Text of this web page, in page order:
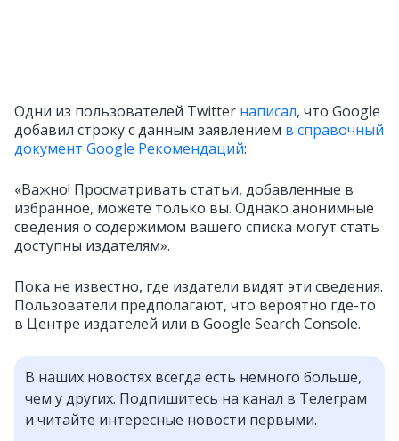
Одни из пользователей Twitter написал, что Google
добавил строку с данным заявлением в справочный
документ Google Рекомендаций:
«Важно! Просматривать статьи, добавленные в
избранное, можете только вы. Однако анонимные
сведения о содержимом вашего списка могут стать
доступны издателям».
Пока не известно, где издатели видят эти сведения.
Пользователи предполагают, что вероятно где-то
в Центре издателей или в Google Search Console.
В наших новостях всегда есть немного больше,
чем у других. Подпишитесь на канал в Телеграм
и читайте интересные новости первыми.